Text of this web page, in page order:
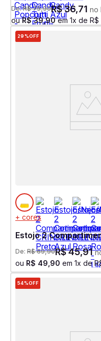
De:R$ 79,90R$36,71 no
ouR$ 39,90em 1x de R$
29%OFF
+ cores
Estojo 2
De: R$ 69,90R$45,91
ou R$ 49 90 em 1x de
54%OFF